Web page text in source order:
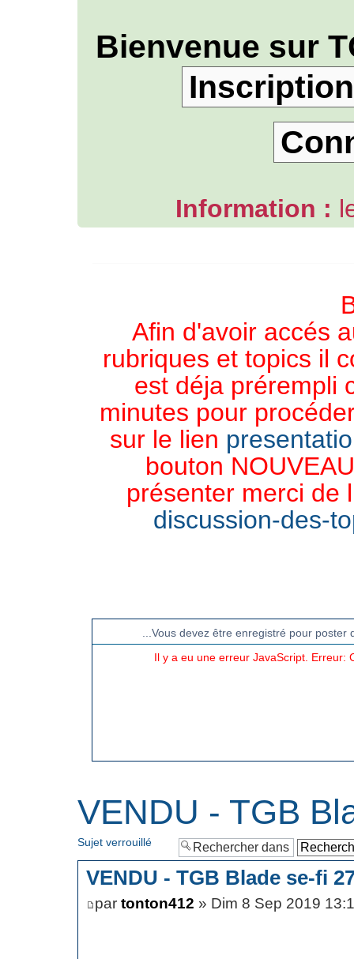
Bienvenue sur
Inscription
Information :
Afin d'avoir accés
rubriques et topics il
est déja prérempli
minutes pour
sur le lien
bouton
présenter merci de
discussion-des-
...Vous devez être enregistré pour
Il y a eu une erreur JavaScript. Erreur:
VENDU - TGB
Sujet verrouillé
VENDU - TGB Blade se-fi
par tonton412 » Dim 8 Sep 2019